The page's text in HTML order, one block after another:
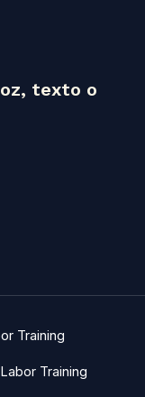
texto o
Training
Training